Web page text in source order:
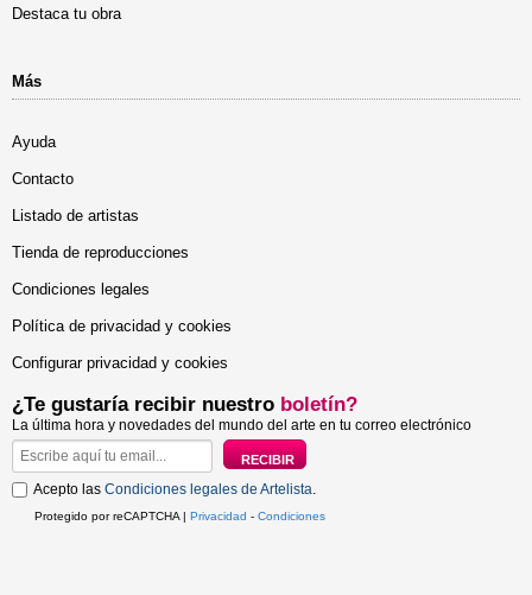
Destaca tu obra
Más
Ayuda
Contacto
Listado de artistas
Tienda de reproducciones
Condiciones legales
Política de privacidad y cookies
Configurar privacidad y cookies
¿Te gustaría recibir nuestro boletín?
La última hora y novedades del mundo del arte en tu correo electrónico
Acepto las Condiciones legales de Artelista.
Protegido por reCAPTCHA | Privacidad - Condiciones